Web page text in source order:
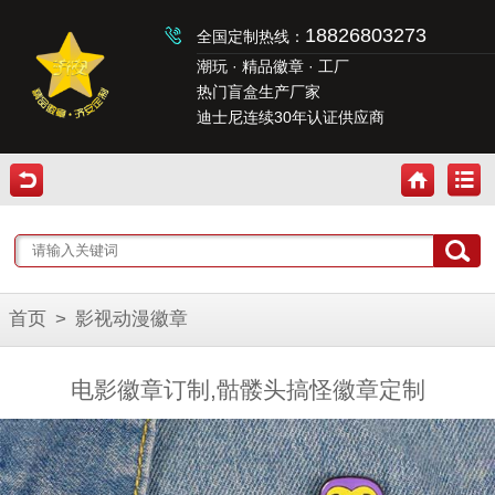
全国定制热线： 18826803273
潮玩 · 精品徽章 · 工厂
热门盲盒生产厂家
迪士尼连续30年认证供应商
首页 > 影视动漫徽章
电影徽章订制,骷髅头搞怪徽章定制